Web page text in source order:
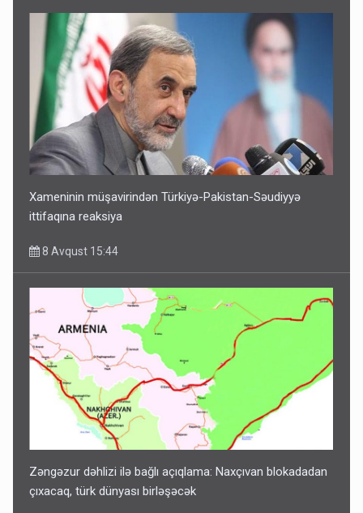
Xameninin müşavirindən Türkiyə-Pakistan-Səudiyyə
ittifaqına reaksiya
8 Avqust 15:44
Zəngəzur dəhlizi ilə bağlı açıqlama: Naxçıvan blokadadan
çıxacaq, türk dünyası birləşəcək